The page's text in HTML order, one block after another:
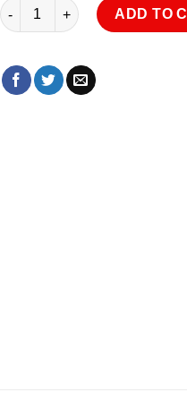
Bình sữa Medela 150ml không
ADD TO